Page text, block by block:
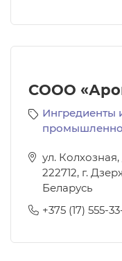
СООО
Ингредиенты
ул. Колхозная,
222712, г.
Беларусь
+375 (17) 555-